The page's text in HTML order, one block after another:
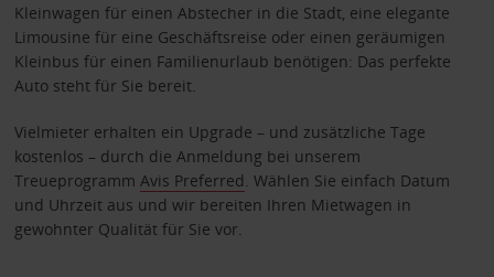
Kleinwagen für einen Abstecher in die Stadt, eine elegante
Limousine für eine Geschäftsreise oder einen geräumigen
Kleinbus für einen Familienurlaub benötigen: Das perfekte
Auto steht für Sie bereit.
Vielmieter erhalten ein Upgrade – und zusätzliche Tage
kostenlos – durch die Anmeldung bei unserem
Treueprogramm Avis Preferred . Wählen Sie einfach Datum
und Uhrzeit aus und wir bereiten Ihren Mietwagen in
gewohnter Qualität für Sie vor.